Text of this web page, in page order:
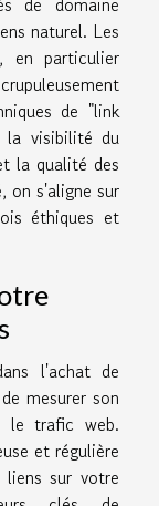
naturel. Les
en particulier
de "link
la visibilité du
la qualité des
on s'aligne sur
éthiques et
l'achat de
mesurer son
le trafic web.
et régulière
sur votre